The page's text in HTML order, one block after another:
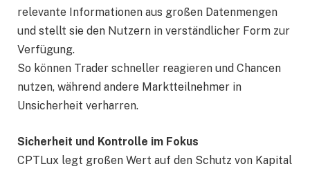
relevante Informationen aus großen Datenmengen
und stellt sie den Nutzern in verständlicher Form zur
Verfügung.
So können Trader schneller reagieren und Chancen
nutzen, während andere Marktteilnehmer in
Unsicherheit verharren.
Sicherheit und Kontrolle im Fokus
CPTLux legt großen Wert auf den Schutz von Kapital